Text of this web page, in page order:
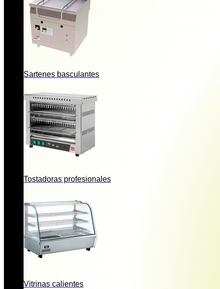
Sartenes basculantes
Tostadoras profesionales
Vitrinas calientes